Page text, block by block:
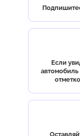
Если
автомобиль